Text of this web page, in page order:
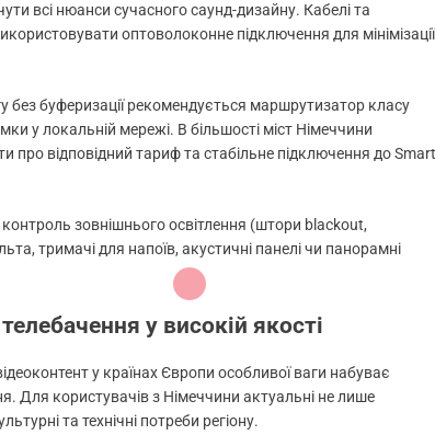
всі нюанси сучасного саунд-дизайну. Кабелі та
оптоволоконне підключення для мінімізації
без буферизації рекомендується маршрутизатор класу
у локальній мережі. В більшості міст Німеччини
про відповідний тариф та стабільне підключення до Smart
зовнішнього освітлення (штори blackout,
тримачі для напоїв, акустичні панелі чи панорамні
у високій якості
у країнах Європи особливої ваги набуває
Для користувачів з Німеччини актуальні не лише
та технічні потреби регіону.